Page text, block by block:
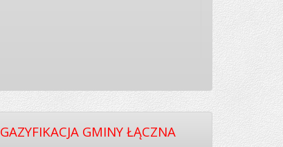
GAZYFIKACJA GMINY ŁĄCZNA